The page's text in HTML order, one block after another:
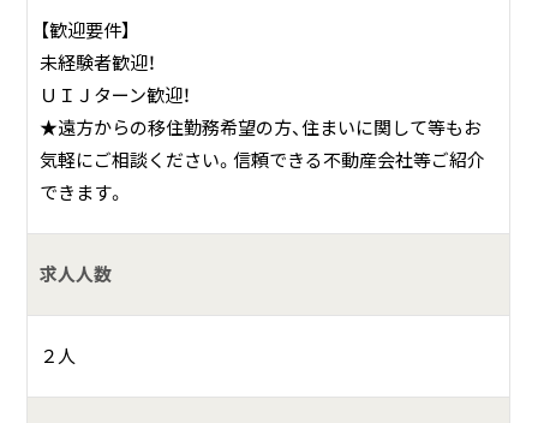
【歓迎要件】
未経験者歓迎！
ＵＩＪターン歓迎！
★遠方からの移住勤務希望の方、住まいに関して等もお
気軽にご相談ください。信頼できる不動産会社等ご紹介
できます。
求人人数
２人